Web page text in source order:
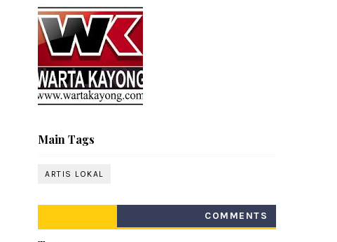
Main Tags
ARTIS LOKAL
COMMENTS